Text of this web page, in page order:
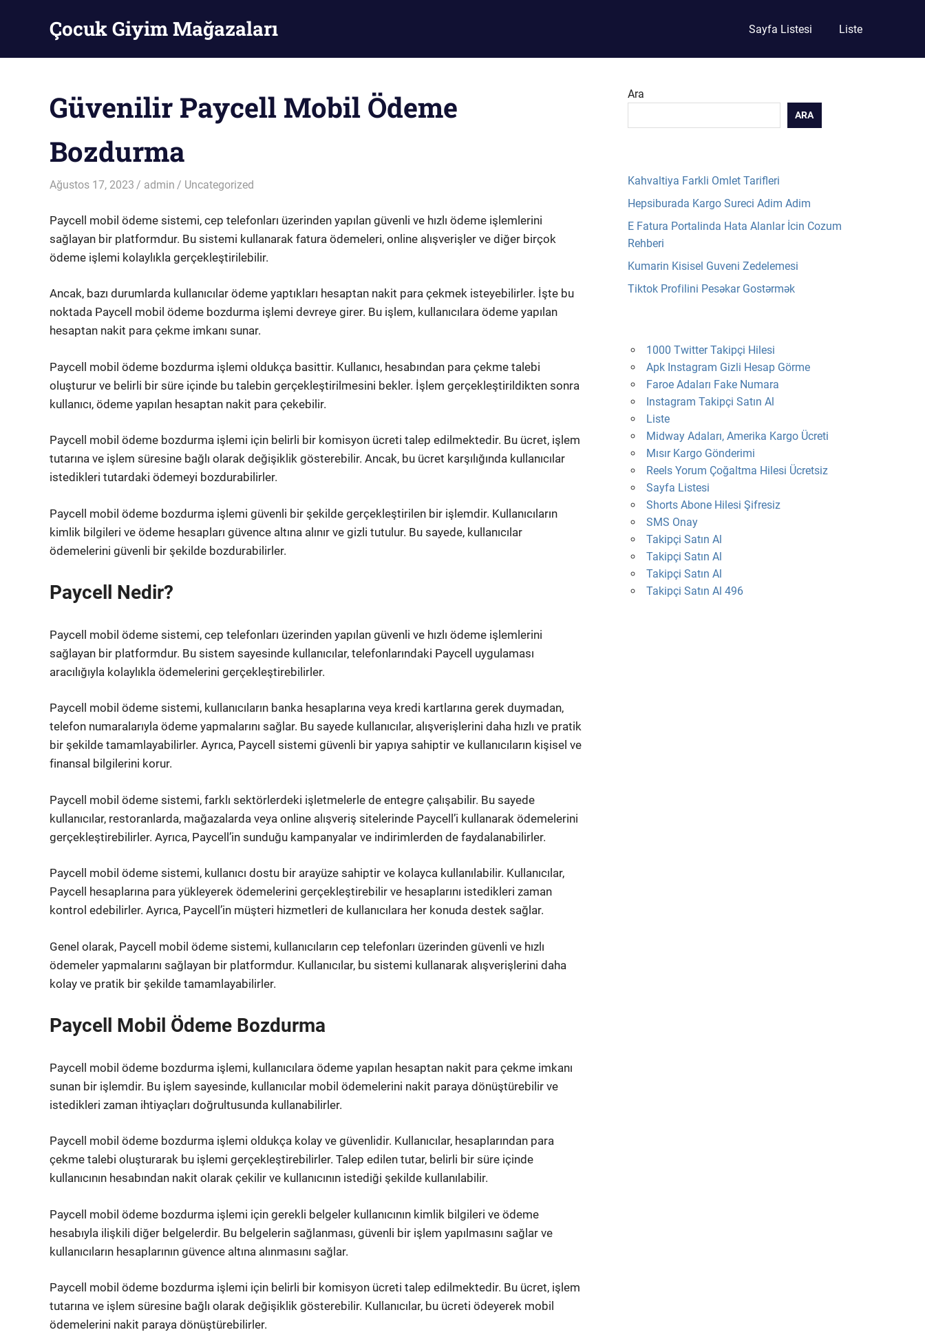
Çocuk Giyim Mağazaları Sayfa Listesi Liste
Güvenilir Paycell Mobil Ödeme
Bozdurma
Ağustos 17, 2023 admin Uncategorized
Paycell mobil ödeme sistemi, cep telefonları üzerinden yapılan güvenli ve hızlı ödeme işlemlerini
sağlayan bir platformdur. Bu sistemi kullanarak fatura ödemeleri, online alışverişler ve diğer birçok
ödeme işlemi kolaylıkla gerçekleştirilebilir.
Ancak, bazı durumlarda kullanıcılar ödeme yaptıkları hesaptan nakit para çekmek isteyebilirler. İşte bu
noktada Paycell mobil ödeme bozdurma işlemi devreye girer. Bu işlem, kullanıcılara ödeme yapılan
hesaptan nakit para çekme imkanı sunar.
Paycell mobil ödeme bozdurma işlemi oldukça basittir. Kullanıcı, hesabından para çekme talebi
oluşturur ve belirli bir süre içinde bu talebin gerçekleştirilmesini bekler. İşlem gerçekleştirildikten sonra
kullanıcı, ödeme yapılan hesaptan nakit para çekebilir.
Paycell mobil ödeme bozdurma işlemi için belirli bir komisyon ücreti talep edilmektedir. Bu ücret, işlem
tutarına ve işlem süresine bağlı olarak değişiklik gösterebilir. Ancak, bu ücret karşılığında kullanıcılar
istedikleri tutardaki ödemeyi bozdurabilirler.
Paycell mobil ödeme bozdurma işlemi güvenli bir şekilde gerçekleştirilen bir işlemdir. Kullanıcıların
kimlik bilgileri ve ödeme hesapları güvence altına alınır ve gizli tutulur. Bu sayede, kullanıcılar
ödemelerini güvenli bir şekilde bozdurabilirler.
Paycell Nedir?
Paycell mobil ödeme sistemi, cep telefonları üzerinden yapılan güvenli ve hızlı ödeme işlemlerini
sağlayan bir platformdur. Bu sistem sayesinde kullanıcılar, telefonlarındaki Paycell uygulaması
aracılığıyla kolaylıkla ödemelerini gerçekleştirebilirler.
Paycell mobil ödeme sistemi, kullanıcıların banka hesaplarına veya kredi kartlarına gerek duymadan,
telefon numaralarıyla ödeme yapmalarını sağlar. Bu sayede kullanıcılar, alışverişlerini daha hızlı ve pratik
bir şekilde tamamlayabilirler. Ayrıca, Paycell sistemi güvenli bir yapıya sahiptir ve kullanıcıların kişisel ve
finansal bilgilerini korur.
Paycell mobil ödeme sistemi, farklı sektörlerdeki işletmelerle de entegre çalışabilir. Bu sayede
kullanıcılar, restoranlarda, mağazalarda veya online alışveriş sitelerinde Paycell’i kullanarak ödemelerini
gerçekleştirebilirler. Ayrıca, Paycell’in sunduğu kampanyalar ve indirimlerden de faydalanabilirler.
Paycell mobil ödeme sistemi, kullanıcı dostu bir arayüze sahiptir ve kolayca kullanılabilir. Kullanıcılar,
Paycell hesaplarına para yükleyerek ödemelerini gerçekleştirebilir ve hesaplarını istedikleri zaman
kontrol edebilirler. Ayrıca, Paycell’in müşteri hizmetleri de kullanıcılara her konuda destek sağlar.
Genel olarak, Paycell mobil ödeme sistemi, kullanıcıların cep telefonları üzerinden güvenli ve hızlı
ödemeler yapmalarını sağlayan bir platformdur. Kullanıcılar, bu sistemi kullanarak alışverişlerini daha
kolay ve pratik bir şekilde tamamlayabilirler.
Paycell Mobil Ödeme Bozdurma
Paycell mobil ödeme bozdurma işlemi, kullanıcılara ödeme yapılan hesaptan nakit para çekme imkanı
sunan bir işlemdir. Bu işlem sayesinde, kullanıcılar mobil ödemelerini nakit paraya dönüştürebilir ve
istedikleri zaman ihtiyaçları doğrultusunda kullanabilirler.
Paycell mobil ödeme bozdurma işlemi oldukça kolay ve güvenlidir. Kullanıcılar, hesaplarından para
çekme talebi oluşturarak bu işlemi gerçekleştirebilirler. Talep edilen tutar, belirli bir süre içinde
kullanıcının hesabından nakit olarak çekilir ve kullanıcının istediği şekilde kullanılabilir.
Paycell mobil ödeme bozdurma işlemi için gerekli belgeler kullanıcının kimlik bilgileri ve ödeme
hesabıyla ilişkili diğer belgelerdir. Bu belgelerin sağlanması, güvenli bir işlem yapılmasını sağlar ve
kullanıcıların hesaplarının güvence altına alınmasını sağlar.
Paycell mobil ödeme bozdurma işlemi için belirli bir komisyon ücreti talep edilmektedir. Bu ücret, işlem
tutarına ve işlem süresine bağlı olarak değişiklik gösterebilir. Kullanıcılar, bu ücreti ödeyerek mobil
ödemelerini nakit paraya dönüştürebilirler.
Ara
ARA
Kahvaltiya Farkli Omlet Tarifleri
Hepsiburada Kargo Sureci Adim Adim
E Fatura Portalinda Hata Alanlar İcin Cozum
Rehberi
Kumarin Kisisel Guveni Zedelemesi
Tiktok Profilini Pesəkar Gostərmək
1000 Twitter Takipçi Hilesi
Apk Instagram Gizli Hesap Görme
Faroe Adaları Fake Numara
Instagram Takipçi Satın Al
Liste
Midway Adaları, Amerika Kargo Ücreti
Mısır Kargo Gönderimi
Reels Yorum Çoğaltma Hilesi Ücretsiz
Sayfa Listesi
Shorts Abone Hilesi Şifresiz
SMS Onay
Takipçi Satın Al
Takipçi Satın Al
Takipçi Satın Al
Takipçi Satın Al 496